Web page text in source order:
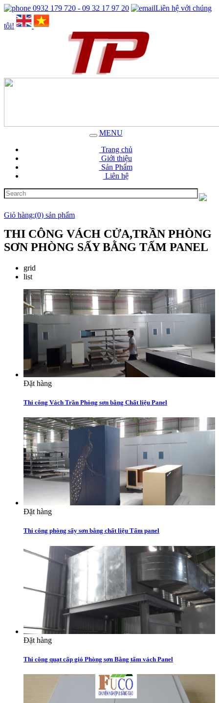
0932 179 720 - 09 32 17 97 20 Liên hệ với chúng
tôi!
MENU
Trang chủ
Giới thiệu
Sản Phẩm
Liên hệ
Giỏ hàng:(0) sản phẩm
THI CÔNG VÁCH CỬA,TRẦN PHÒNG
SƠN PHÒNG SẤY BẰNG TẤM PANEL
grid
list
Đặt hàng
Thi công Vách Trần Phòng sơn bằng Chất liệu Panel
Đặt hàng
Thi công phòng sấy sơn bằng chất liệu Tấm panel
Đặt hàng
Thi công quạt cấp gió Phòng sơn Bằng tấm vách Panel